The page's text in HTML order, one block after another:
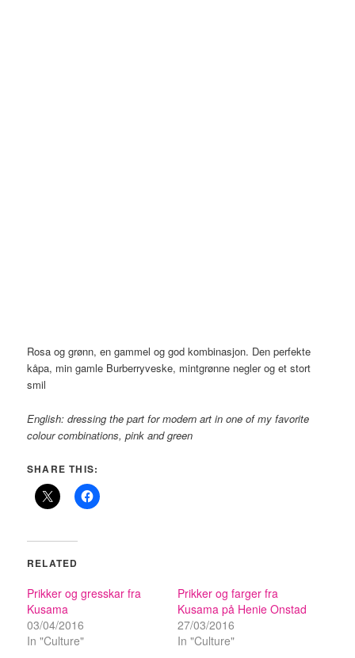
Rosa og grønn, en gammel og god kombinasjon. Den perfekte
kåpa, min gamle Burberryveske, mintgrønne negler og et stort
smil
English: dressing the part for modern art in one of my favorite
colour combinations, pink and green
SHARE THIS:
RELATED
Prikker og gresskar fra
Kusama
03/04/2016
In "Culture"
Prikker og farger fra
Kusama på Henie Onstad
27/03/2016
In "Culture"